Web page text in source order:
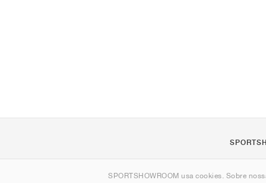
SPORTSHOWROOM usa cookies. Sobre
Contato